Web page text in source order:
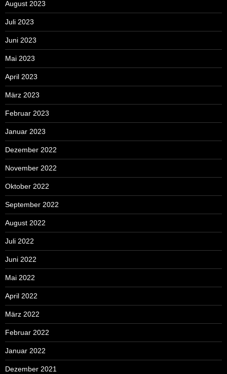
August 2023
Juli 2023
Juni 2023
Mai 2023
April 2023
März 2023
Februar 2023
Januar 2023
Dezember 2022
November 2022
Oktober 2022
September 2022
August 2022
Juli 2022
Juni 2022
Mai 2022
April 2022
März 2022
Februar 2022
Januar 2022
Dezember 2021